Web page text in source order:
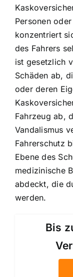
Personen
konzentriert
des Fahrers
ist gesetzlich
Schäden ab,
oder deren
Fahrzeug ab,
Vandalismus
Fahrerschutz
Ebene des
medizinische
abdeckt, die
werden.
Bis